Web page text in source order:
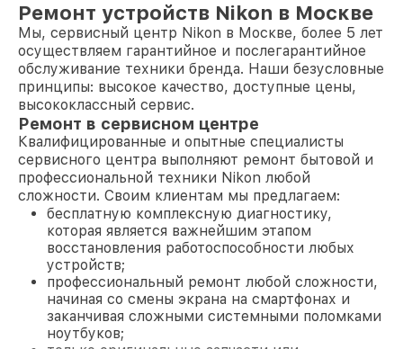
Ремонт устройств Nikon в Москве
Мы, сервисный центр Nikon в Москве, более 5 лет
осуществляем гарантийное и послегарантийное
обслуживание техники бренда. Наши безусловные
принципы: высокое качество, доступные цены,
высококлассный сервис.
Ремонт в сервисном центре
Квалифицированные и опытные специалисты
сервисного центра выполняют ремонт бытовой и
профессиональной техники Nikon любой
сложности. Своим клиентам мы предлагаем:
бесплатную комплексную диагностику,
которая является важнейшим этапом
восстановления работоспособности любых
устройств;
профессиональный ремонт любой сложности,
начиная со смены экрана на смартфонах и
заканчивая сложными системными поломками
ноутбуков;